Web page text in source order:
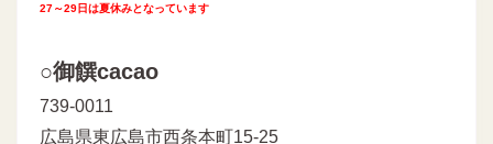
27～29日は夏休みとなっています
○御饌cacao
739-0011
広島県東広島市西条本町15-25